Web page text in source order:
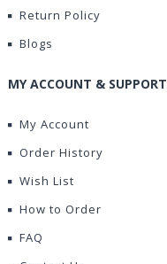
Return Policy
Blogs
MY ACCOUNT & SUPPORT
My Account
Order History
Wish List
How to Order
FAQ